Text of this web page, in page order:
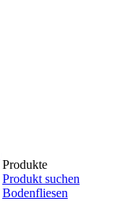
Produkte
Produkt suchen
Bodenfliesen